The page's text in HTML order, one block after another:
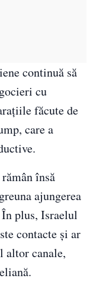
continuă să
cu
făcute de
care a
însă
ajungerea
plus, Israelul
contacte și ar
altor canale,